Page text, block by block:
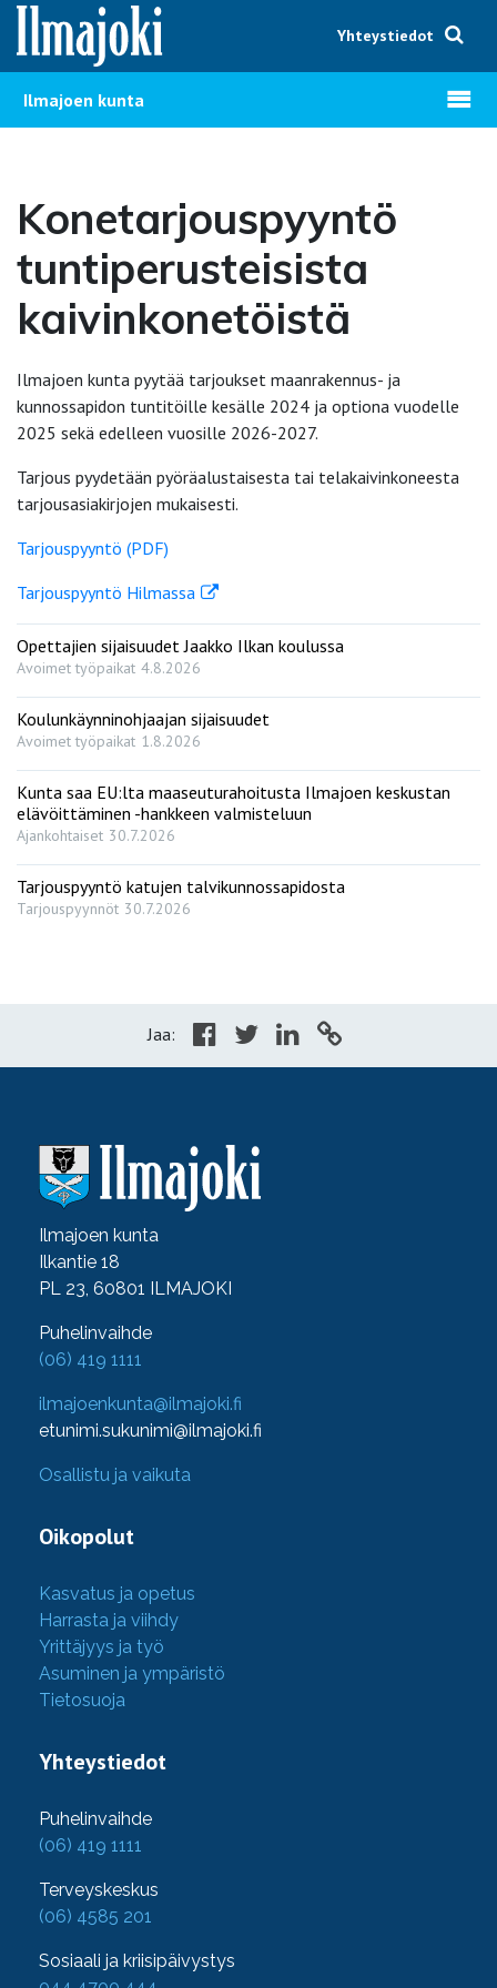
Hyppää sisältöön
Yhteystiedot
Ilmajoen kunta Avaa
Konetarjouspyyntö
tuntiperusteisista
kaivinkonetöistä
Ilmajoen kunta pyytää tarjoukset maanrakennus- ja
kunnossapidon tuntitöille kesälle 2024 ja optiona vuodelle
2025 sekä edelleen vuosille 2026-2027.
Tarjous pyydetään pyöräalustaisesta tai telakaivinkoneesta
tarjousasiakirjojen mukaisesti.
Tarjouspyyntö (PDF)
Tarjouspyyntö Hilmassa
Opettajien sijaisuudet Jaakko Ilkan koulussa
Avoimet työpaikat 4.8.2026
Koulunkäynninohjaajan sijaisuudet
Avoimet työpaikat 1.8.2026
Kunta saa EU:lta maaseuturahoitusta Ilmajoen keskustan
elävöittäminen -hankkeen valmisteluun
Ajankohtaiset 30.7.2026
Tarjouspyyntö katujen talvikunnossapidosta
Tarjouspyynnöt 30.7.2026
Jaa:
Ilmajoen kunta
Ilkantie 18
PL 23, 60801 ILMAJOKI
Puhelinvaihde
(06) 419 1111
ilmajoenkunta@ilmajoki.fi
etunimi.sukunimi@ilmajoki.fi
Osallistu ja vaikuta
Oikopolut
Kasvatus ja opetus
Harrasta ja viihdy
Yrittäjyys ja työ
Asuminen ja ympäristö
Tietosuoja
Yhteystiedot
Puhelinvaihde
(06) 419 1111
Terveyskeskus
(06) 4585 201
Sosiaali ja kriisipäivystys